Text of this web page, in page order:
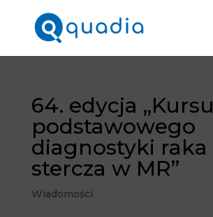
64. edycja „Kursu
podstawowego
diagnostyki raka
stercza w MR”
Wiadomości